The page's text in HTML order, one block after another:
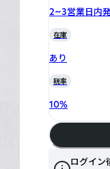
2~3営業日内
在庫
あり
税率
10%
ログイン